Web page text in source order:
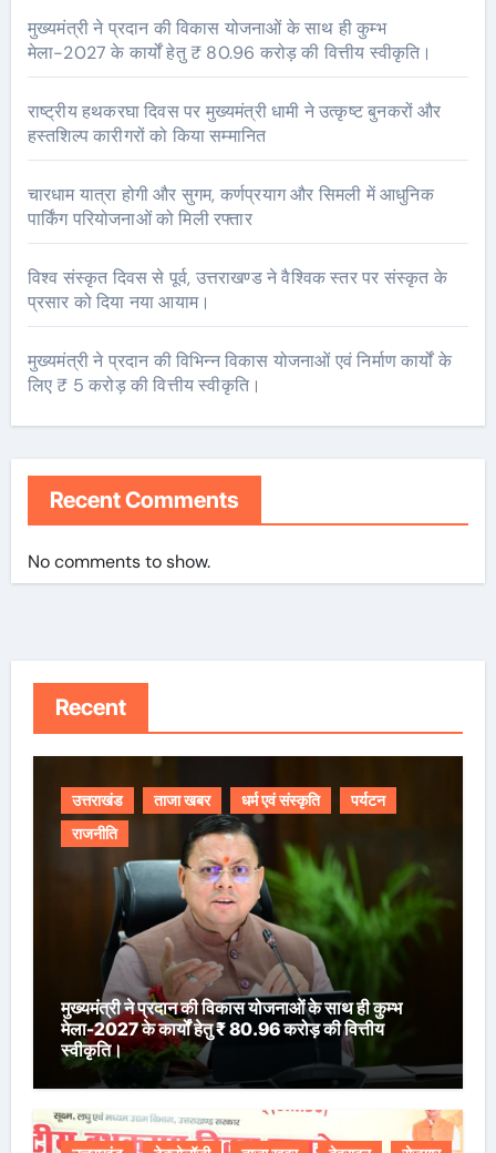
मुख्यमंत्री ने प्रदान की विकास योजनाओं के साथ ही कुम्भ
मेला-2027 के कार्यों हेतु ₹ 80.96 करोड़ की वित्तीय स्वीकृति।
राष्ट्रीय हथकरघा दिवस पर मुख्यमंत्री धामी ने उत्कृष्ट बुनकरों और
हस्तशिल्प कारीगरों को किया सम्मानित
चारधाम यात्रा होगी और सुगम, कर्णप्रयाग और सिमली में आधुनिक
पार्किंग परियोजनाओं को मिली रफ्तार
विश्व संस्कृत दिवस से पूर्व, उत्तराखण्ड ने वैश्विक स्तर पर संस्कृत के
प्रसार को दिया नया आयाम।
मुख्यमंत्री ने प्रदान की विभिन्न विकास योजनाओं एवं निर्माण कार्यों के
लिए ₹ 5 करोड़ की वित्तीय स्वीकृति।
Recent Comments
No comments to show.
Recent
उत्तराखंड ताजा खबर धर्म एवं संस्कृति
पर्यटन
राजनीति
मुख्यमंत्री ने प्रदान की विकास योजनाओं के साथ ही कुम्भ
मेला-2027 के कार्यों हेतु ₹ 80.96 करोड़ की वित्तीय
स्वीकृति।